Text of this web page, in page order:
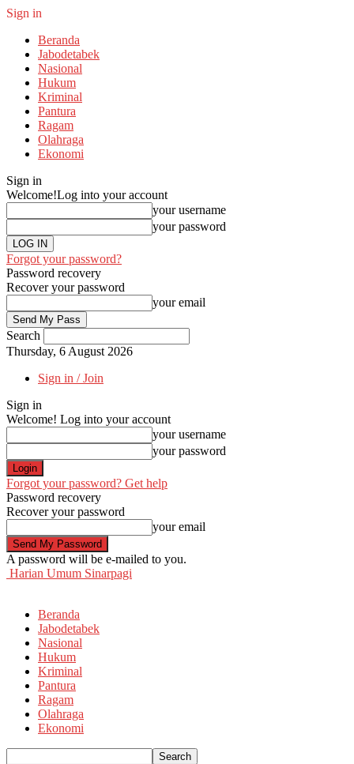
Sign in
Beranda
Jabodetabek
Nasional
Hukum
Kriminal
Pantura
Ragam
Olahraga
Ekonomi
Sign in
Welcome!Log into your account
your username
your password
Forgot your password?
Password recovery
Recover your password
your email
Search
Thursday, 6 August 2026
Sign in / Join
Sign in
Welcome! Log into your account
your username
your password
Forgot your password? Get help
Password recovery
Recover your password
your email
A password will be e-mailed to you.
Harian Umum Sinarpagi
Beranda
Jabodetabek
Nasional
Hukum
Kriminal
Pantura
Ragam
Olahraga
Ekonomi